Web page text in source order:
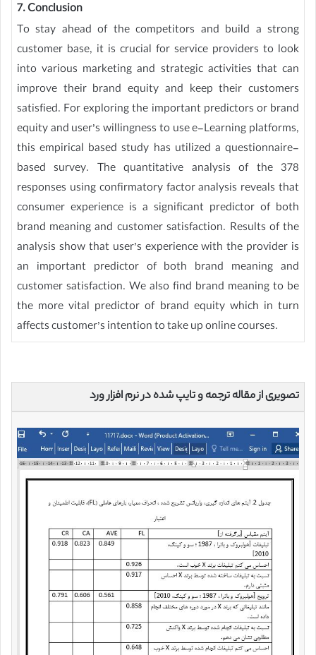
7. Conclusion
To stay ahead of the competitors and build a strong
customer base, it is crucial for service providers to look
into various marketing and strategic activities that can
improve their brand equity and keep their customers
satisfied. For exploring the important predictors or brand
equity and user’s willingness to use e-Learning platforms,
this empirical based study has utilized a questionnaire-
based survey. The quantitative analysis of the 378
responses using confirmatory factor analysis reveals that
consumer experience is a significant predictor of both
brand meaning and customer satisfaction. Results of the
analysis show that user’s experience with the provider is
an important predictor of both brand meaning and
customer satisfaction. We also find brand meaning to be
the more vital predictor of brand equity which in turn
affects customer’s intention to take up online courses.
تصویری از مقاله ترجمه و تایپ شده در نرم افزار ورد